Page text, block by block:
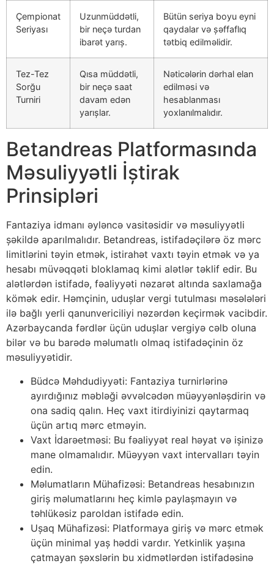
Çempionat
Seriyası
Uzunmüddətli,
bir neçə turdan
ibarət yarış.
Bütün seriya boyu eyni
qaydalar və şəffaflıq
tətbiq edilməlidir.
Tez-Tez
Sorğu
Turniri
Qısa müddətli,
bir neçə saat
davam edən
yarışlar.
Nəticələrin dərhal elan
edilməsi və
hesablanması
yoxlanılmalıdır.
Betandreas Platformasında
Məsuliyyətli İştirak
Prinsipləri
Fantaziya idmanı əyləncə vasitəsidir və məsuliyyətli
şəkildə aparılmalıdır. Betandreas, istifadəçilərə öz mərc
limitlərini təyin etmək, istirahət vaxtı təyin etmək və ya
hesabı müvəqqəti bloklamaq kimi alətlər təklif edir. Bu
alətlərdən istifadə, fəaliyyəti nəzarət altında saxlamağa
kömək edir. Həmçinin, uduşlar vergi tutulması məsələləri
ilə bağlı yerli qanunvericiliyi nəzərdən keçirmək vacibdir.
Azərbaycanda fərdlər üçün uduşlar vergiyə cəlb oluna
bilər və bu barədə məlumatlı olmaq istifadəçinin öz
məsuliyyətidir.
Büdcə Məhdudiyyəti: Fantaziya turnirlərinə
ayırdığınız məbləği əvvəlcədən müəyyənləşdirin və
ona sadiq qalın. Heç vaxt itirdiyinizi qaytarmaq
üçün artıq mərc etməyin.
Vaxt İdarəetməsi: Bu fəaliyyət real həyat və işinizə
mane olmamalıdır. Müəyyən vaxt intervalları təyin
edin.
Məlumatların Mühafizəsi: Betandreas hesabınızın
giriş məlumatlarını heç kimlə paylaşmayın və
təhlükəsiz paroldan istifadə edin.
Uşaq Mühafizəsi: Platformaya giriş və mərc etmək
üçün minimal yaş həddi vardır. Yetkinlik yaşına
çatmayan şəxslərin bu xidmətlərdən istifadəsinə